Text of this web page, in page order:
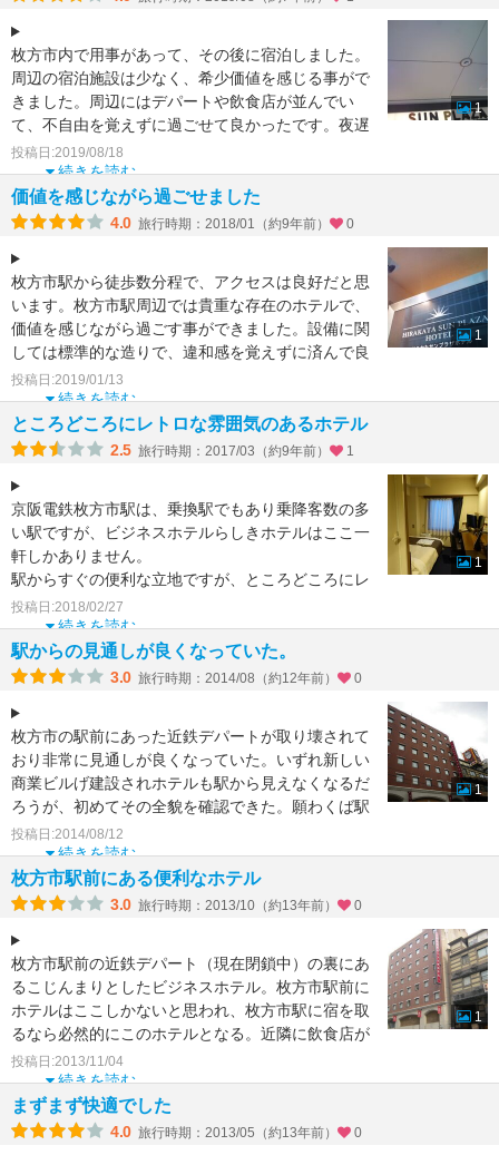
枚方市内で用事があって、その後に宿泊しました。
周辺の宿泊施設は少なく、希少価値を感じる事がで
きました。周辺にはデパートや飲食店が並んでい
て、不自由を覚えずに過ごせて良かったです。夜遅
くまで居ても問題を
続きを読む
投稿日:2019/08/18
1
価値を感じながら過ごせました
4.0 旅行時期：2018/01（約9年前） 0
枚方市駅から徒歩数分程で、アクセスは良好だと思
います。枚方市駅周辺では貴重な存在のホテルで、
価値を感じながら過ごす事ができました。設備に関
しては標準的な造りで、違和感を覚えずに済んで良
かったです。部屋
続きを読む
投稿日:2019/01/13
1
ところどころにレトロな雰囲気のあるホテル
2.5 旅行時期：2017/03（約9年前） 1
京阪電鉄枚方市駅は、乗換駅でもあり乗降客数の多
い駅ですが、ビジネスホテルらしきホテルはここ一
軒しかありません。
駅からすぐの便利な立地ですが、ところどころにレ
トロな雰囲気が漂います。
お値段はそこ
続きを読む
投稿日:2018/02/27
1
駅からの見通しが良くなっていた。
3.0 旅行時期：2014/08（約12年前） 0
枚方市の駅前にあった近鉄デパートが取り壊されて
おり非常に見通しが良くなっていた。いずれ新しい
商業ビルげ建設されホテルも駅から見えなくなるだ
ろうが、初めてその全貌を確認できた。願わくば駅
から雨に濡れずに
続きを読む
投稿日:2014/08/12
1
枚方市駅前にある便利なホテル
3.0 旅行時期：2013/10（約13年前） 0
枚方市駅前の近鉄デパート（現在閉鎖中）の裏にあ
るこじんまりとしたビジネスホテル。枚方市駅前に
ホテルはここしかないと思われ、枚方市駅に宿を取
るなら必然的にこのホテルとなる。近隣に飲食店が
多く、その点は困
続きを読む
投稿日:2013/11/04
1
まずまず快適でした
4.0 旅行時期：2013/05（約13年前） 0